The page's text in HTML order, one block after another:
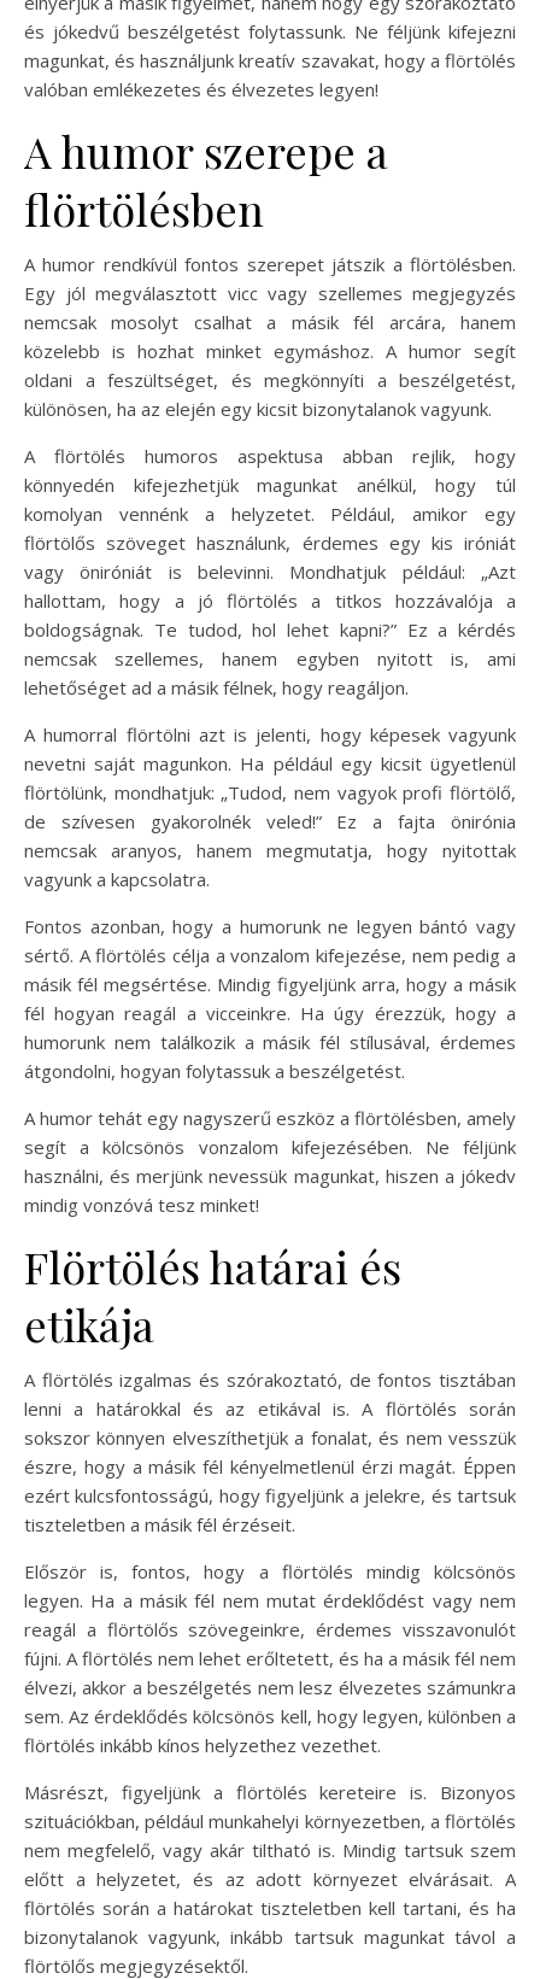
és jókedvű beszélgetést folytassunk. Ne féljünk kifejezni
magunkat, és használjunk kreatív szavakat, hogy a flörtölés
valóban emlékezetes és élvezetes legyen!
A humor szerepe a
flörtölésben
A humor rendkívül fontos szerepet játszik a flörtölésben.
Egy jól megválasztott vicc vagy szellemes megjegyzés
nemcsak mosolyt csalhat a másik fél arcára, hanem
közelebb is hozhat minket egymáshoz. A humor segít
oldani a feszültséget, és megkönnyíti a beszélgetést,
különösen, ha az elején egy kicsit bizonytalanok vagyunk.
A flörtölés humoros aspektusa abban rejlik, hogy
könnyedén kifejezhetjük magunkat anélkül, hogy túl
komolyan vennénk a helyzetet. Például, amikor egy
flörtölős szöveget használunk, érdemes egy kis iróniát
vagy öniróniát is belevinni. Mondhatjuk például: „Azt
hallottam, hogy a jó flörtölés a titkos hozzávalója a
boldogságnak. Te tudod, hol lehet kapni?” Ez a kérdés
nemcsak szellemes, hanem egyben nyitott is, ami
lehetőséget ad a másik félnek, hogy reagáljon.
A humorral flörtölni azt is jelenti, hogy képesek vagyunk
nevetni saját magunkon. Ha például egy kicsit ügyetlenül
flörtölünk, mondhatjuk: „Tudod, nem vagyok profi flörtölő,
de szívesen gyakorolnék veled!” Ez a fajta önirónia
nemcsak aranyos, hanem megmutatja, hogy nyitottak
vagyunk a kapcsolatra.
Fontos azonban, hogy a humorunk ne legyen bántó vagy
sértő. A flörtölés célja a vonzalom kifejezése, nem pedig a
másik fél megsértése. Mindig figyeljünk arra, hogy a másik
fél hogyan reagál a vicceinkre. Ha úgy érezzük, hogy a
humorunk nem találkozik a másik fél stílusával, érdemes
átgondolni, hogyan folytassuk a beszélgetést.
A humor tehát egy nagyszerű eszköz a flörtölésben, amely
segít a kölcsönös vonzalom kifejezésében. Ne féljünk
használni, és merjünk nevessük magunkat, hiszen a jókedv
mindig vonzóvá tesz minket!
Flörtölés határai és
etikája
A flörtölés izgalmas és szórakoztató, de fontos tisztában
lenni a határokkal és az etikával is. A flörtölés során
sokszor könnyen elveszíthetjük a fonalat, és nem vesszük
észre, hogy a másik fél kényelmetlenül érzi magát. Éppen
ezért kulcsfontosságú, hogy figyeljünk a jelekre, és tartsuk
tiszteletben a másik fél érzéseit.
Először is, fontos, hogy a flörtölés mindig kölcsönös
legyen. Ha a másik fél nem mutat érdeklődést vagy nem
reagál a flörtölős szövegeinkre, érdemes visszavonulót
fújni. A flörtölés nem lehet erőltetett, és ha a másik fél nem
élvezi, akkor a beszélgetés nem lesz élvezetes számunkra
sem. Az érdeklődés kölcsönös kell, hogy legyen, különben a
flörtölés inkább kínos helyzethez vezethet.
Másrészt, figyeljünk a flörtölés kereteire is. Bizonyos
szituációkban, például munkahelyi környezetben, a flörtölés
nem megfelelő, vagy akár tiltható is. Mindig tartsuk szem
előtt a helyzetet, és az adott környezet elvárásait. A
flörtölés során a határokat tiszteletben kell tartani, és ha
bizonytalanok vagyunk, inkább tartsuk magunkat távol a
flörtölős megjegyzésektől.